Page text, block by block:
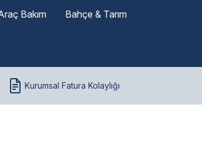
Bakım Bahçe & Tarım
Kurumsal Fatura Kolaylığı